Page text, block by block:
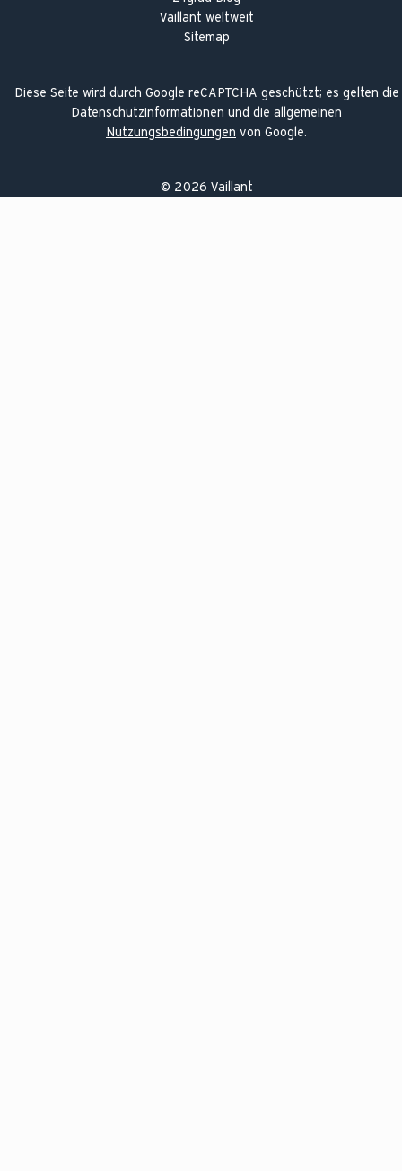
Vaillant weltweit
Sitemap
Diese Seite wird durch Google reCAPTCHA geschützt; es gelten die
Datenschutzinformationen und die allgemeinen
Nutzungsbedingungen von Google.
© 2026 Vaillant